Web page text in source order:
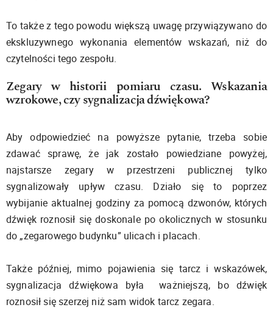
To także z tego powodu większą uwagę przywiązywano do
ekskluzywnego wykonania elementów wskazań, niż do
czytelności tego zespołu.
Zegary w historii pomiaru czasu. Wskazania
wzrokowe, czy sygnalizacja dźwiękowa?
Aby odpowiedzieć na powyższe pytanie, trzeba sobie
zdawać sprawę, że jak zostało powiedziane powyżej,
najstarsze zegary w przestrzeni publicznej tylko
sygnalizowały upływ czasu. Działo się to poprzez
wybijanie aktualnej godziny za pomocą dzwonów, których
dźwięk roznosił się doskonale po okolicznych w stosunku
do „zegarowego budynku” ulicach i placach.
Także później, mimo pojawienia się tarcz i wskazówek,
sygnalizacja dźwiękowa była ważniejszą, bo dźwięk
roznosił się szerzej niż sam widok tarcz zegara.